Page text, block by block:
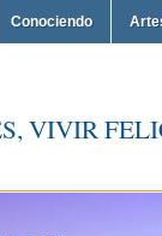
Conociendo
VIVIR